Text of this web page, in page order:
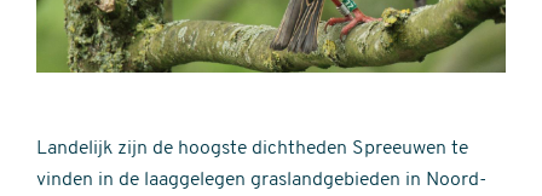
Landelijk zijn de hoogste dichtheden Spreeuwen te
vinden in de laaggelegen graslandgebieden in Noord-